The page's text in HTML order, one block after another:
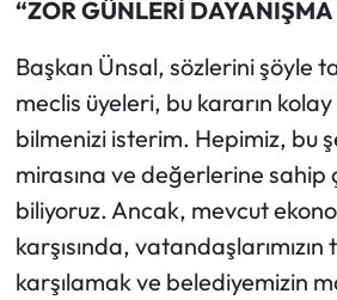
“ZOR GÜNLERİ
Başkan Ünsal, sözlerini şöyle
meclis üyeleri, bu kararın kolay
bilmenizi isterim. Hepimiz, bu
mirasına ve değerlerine sahip
biliyoruz. Ancak, mevcut
karşısında, vatandaşlarımızın
karşılamak ve belediyemizin